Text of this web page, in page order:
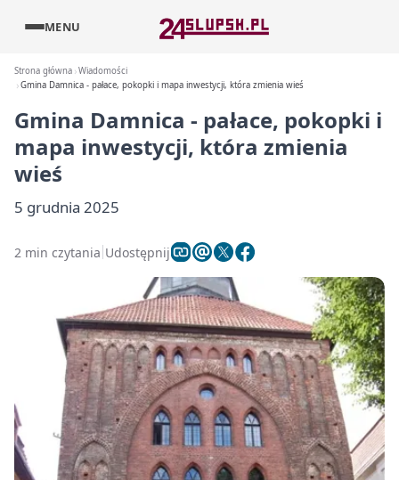
MENU
Strona główna Wiadomości
Gmina Damnica - pałace, pokopki i mapa inwestycji, która zmienia wieś
Gmina Damnica - pałace, pokopki i
mapa inwestycji, która zmienia
wieś
5 grudnia 2025
2 min czytania Udostępnij